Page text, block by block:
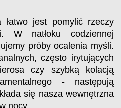
łatwo jest pomylić rzeczy
W natłoku codziennej
próby ocalenia myśli.
często irytujących
czy szybką kolacją
- następują
się nasza wewnętrzna
nocy.